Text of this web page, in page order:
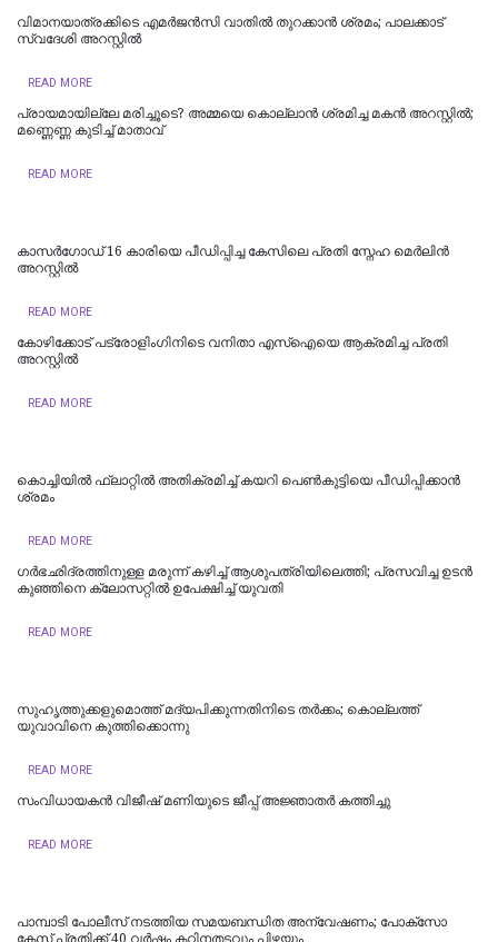
വിമാനയാത്രക്കിടെ എമര്‍ജന്‍സി വാതില്‍ തുറക്കാന്‍ ശ്രമം; പാലക്കാട്
സ്വദേശി അറസ്റ്റില്‍
READ MORE
പ്രായമായില്ലേ മരിച്ചൂടെ? അമ്മയെ കൊല്ലാൻ ശ്രമിച്ച മകൻ അറസ്റ്റിൽ;
മണ്ണെണ്ണ കുടിച്ച് മാതാവ്
READ MORE
കാസർഗോഡ് 16 കാരിയെ പീഡിപ്പിച്ച കേസിലെ പ്രതി സ്നേഹ മെർലിൻ
അറസ്റ്റിൽ
READ MORE
കോഴിക്കോട് പട്രോളിംഗിനിടെ വനിതാ എസ്ഐയെ ആക്രമിച്ച പ്രതി
അറസ്റ്റിൽ
READ MORE
കൊച്ചിയില്‍ ഫ്ലാറ്റിൽ അതിക്രമിച്ച് കയറി പെൺകുട്ടിയെ പീഡിപ്പിക്കാൻ
ശ്രമം
READ MORE
ഗർഭഛിദ്രത്തിനുള്ള മരുന്ന് കഴിച്ച് ആശുപത്രിയിലെത്തി; പ്രസവിച്ച ഉടൻ
കുഞ്ഞിനെ ക്ലോസറ്റിൽ ഉപേക്ഷിച്ച് യുവതി
READ MORE
സുഹൃത്തുക്കളുമൊത്ത് മദ്യപിക്കുന്നതിനിടെ തര്‍ക്കം; കൊല്ലത്ത്
യുവാവിനെ കുത്തിക്കൊന്നു
READ MORE
സംവിധായകൻ വിജീഷ് മണിയുടെ ജീപ്പ് അജ്ഞാതർ കത്തിച്ചു
READ MORE
പാമ്പാടി പോലീസ് നടത്തിയ സമയബന്ധിത അന്വേഷണം; പോക്സോ
കേസ് പ്രതിക്ക് 40 വർഷം കഠിനതടവും പിഴയും